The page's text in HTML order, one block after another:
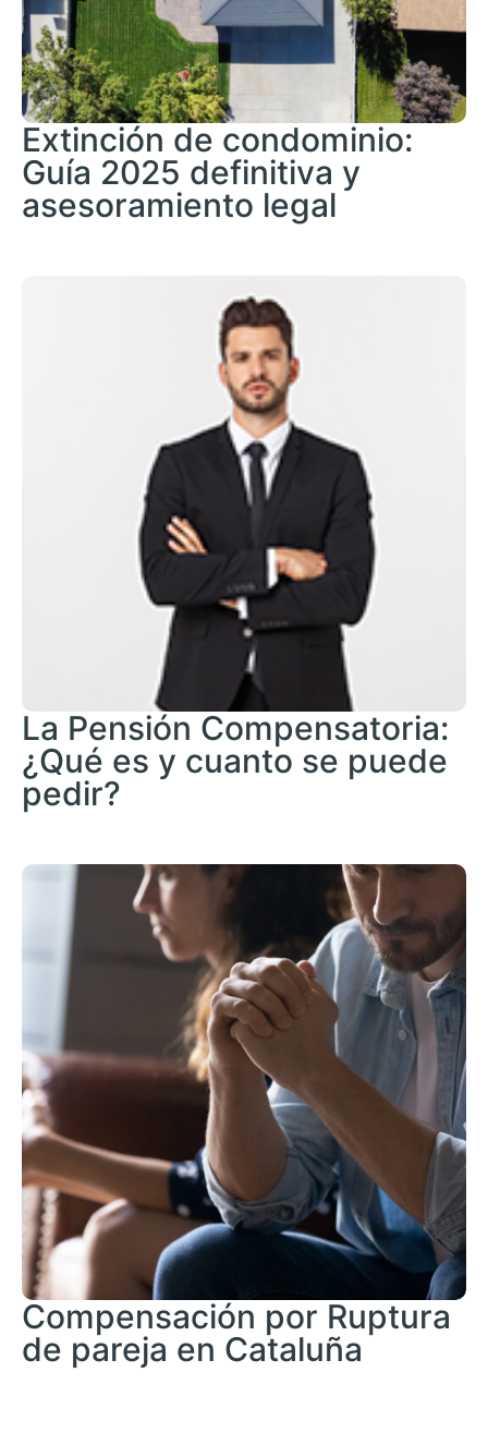
Extinción de condominio:
Guía 2025 definitiva y
asesoramiento legal
La Pensión Compensatoria:
¿Qué es y cuanto se puede
pedir?
Compensación por Ruptura
de pareja en Cataluña